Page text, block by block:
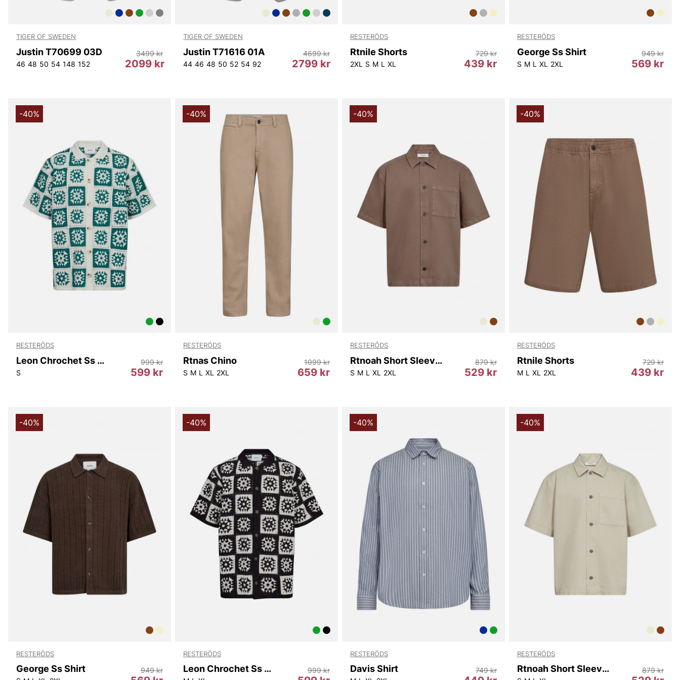
TIGER OF SWEDEN
Justin T70699 03D
46 48 50 54 148 152 2099 kr
3499 kr
TIGER OF SWEDEN
Justin T71616 01A
44 46 48 50 52 54 92 2799 kr
4699 kr
RESTERÖDS
Rtnile Shorts
2XL S M L XL 439 kr
729 kr
RESTERÖDS
George Ss Shirt
S M L XL 2XL 569 kr
949 kr
-40%
RESTERÖDS
Leon Chrochet Ss Shirt
S 599 kr
999 kr
-40%
RESTERÖDS
Rtnas Chino
S M L XL 2XL 659 kr
1099 kr
-40%
RESTERÖDS
Rtnoah Short Sleeve Shirt
S M L XL 2XL 529 kr
879 kr
-40%
RESTERÖDS
Rtnile Shorts
M L XL 2XL 439 kr
729 kr
-40%
RESTERÖDS
George Ss Shirt 949 kr
-40%
RESTERÖDS
Leon Chrochet Ss Shirt 999 kr
-40%
RESTERÖDS
Davis Shirt 749 kr
-40%
RESTERÖDS
Rtnoah Short Sleeve Shirt 879 kr